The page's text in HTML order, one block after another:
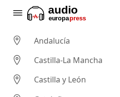
Andalucía
Castilla-La Mancha
Castilla y León